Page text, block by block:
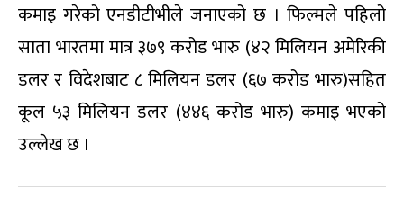
कमाइ गरेको एनडीटीभीले जनाएको छ । फिल्मले पहिलो
साता भारतमा मात्र ३७९ करोड भारु (४२ मिलियन अमेरिकी
डलर र विदेशबाट ८ मिलियन डलर (६७ करोड भारु)सहित
कूल ५३ मिलियन डलर (४४६ करोड भारु) कमाइ भएको
उल्लेख छ ।